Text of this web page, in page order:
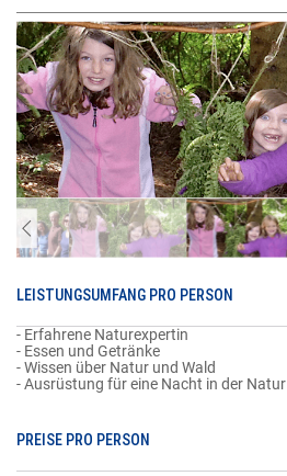
LEISTUNGSUMFANG PRO PERSON
- Erfahrene Naturexpertin
- Essen und Getränke
- Wissen über Natur und Wald
- Ausrüstung für eine Nacht in der Natur
PREISE PRO PERSON